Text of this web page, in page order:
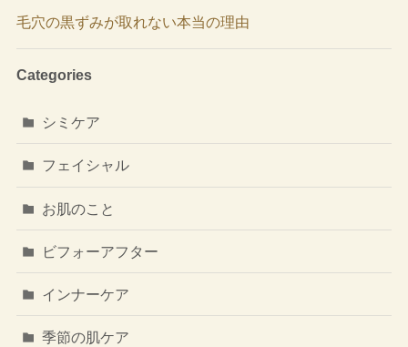
毛穴の黒ずみが取れない本当の理由
Categories
シミケア
フェイシャル
お肌のこと
ビフォーアフター
インナーケア
季節の肌ケア